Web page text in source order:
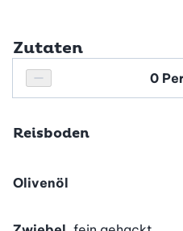
Zutaten
Personenanzahl verringern
Personenanzahl
Reisboden
Olivenöl